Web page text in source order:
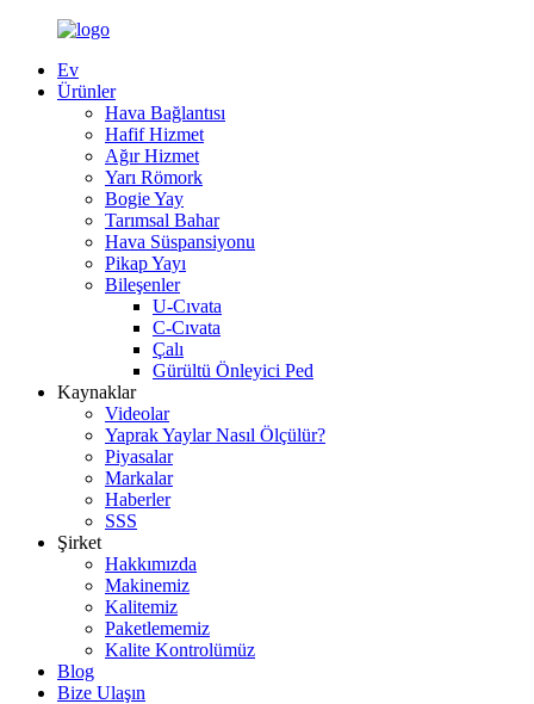
Ev
Ürünler
Hava Bağlantısı
Hafif Hizmet
Ağır Hizmet
Yarı Römork
Bogie Yay
Tarımsal Bahar
Hava Süspansiyonu
Pikap Yayı
Bileşenler
U-Cıvata
C-Cıvata
Çalı
Gürültü Önleyici Ped
Kaynaklar
Videolar
Yaprak Yaylar Nasıl Ölçülür?
Piyasalar
Markalar
Haberler
SSS
Şirket
Hakkımızda
Makinemiz
Kalitemiz
Paketlememiz
Kalite Kontrolümüz
Blog
Bize Ulaşın